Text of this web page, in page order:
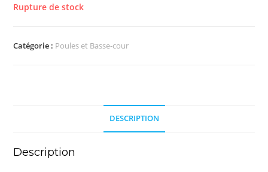
Rupture de stock
Catégorie : Poules et Basse-cour
DESCRIPTION
Description